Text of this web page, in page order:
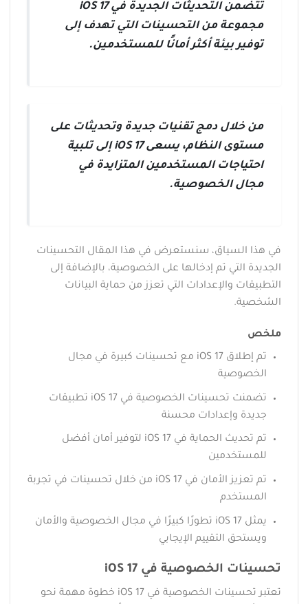
تتضمن التحديثات الجديدة في iOS 17
مجموعة من التحسينات التي تهدف إلى
توفير بيئة أكثر أمانًا للمستخدمين.
من خلال دمج تقنيات جديدة وتحديثات على
مستوى النظام، يسعى iOS 17 إلى تلبية
احتياجات المستخدمين المتزايدة في
مجال الخصوصية.
في هذا السياق، سنستعرض في هذا المقال التحسينات
الجديدة التي تم إدخالها على الخصوصية، بالإضافة إلى
التطبيقات والإعدادات التي تعزز من حماية البيانات
الشخصية.
ملخص
تم إطلاق iOS 17 مع تحسينات كبيرة في مجال
الخصوصية
تضمنت تحسينات الخصوصية في iOS 17 تطبيقات
جديدة وإعدادات محسنة
تم تحديث الحماية في iOS 17 لتوفير أمان أفضل
للمستخدمين
تم تعزيز الأمان في iOS 17 من خلال تحسينات في تجربة
المستخدم
يمثل iOS 17 تطورًا كبيرًا في مجال الخصوصية والأمان
ويستحق التقييم الإيجابي
تحسينات الخصوصية في iOS 17
تعتبر تحسينات الخصوصية في iOS 17 خطوة مهمة نحو